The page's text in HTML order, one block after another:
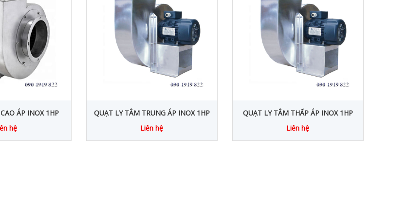
ÁP INOX 1HP
hệ
QUẠT LY TÂM TRUNG ÁP INOX 1HP
Liên hệ
QUẠT LY TÂM THẤP ÁP INOX 1HP
Liên hệ